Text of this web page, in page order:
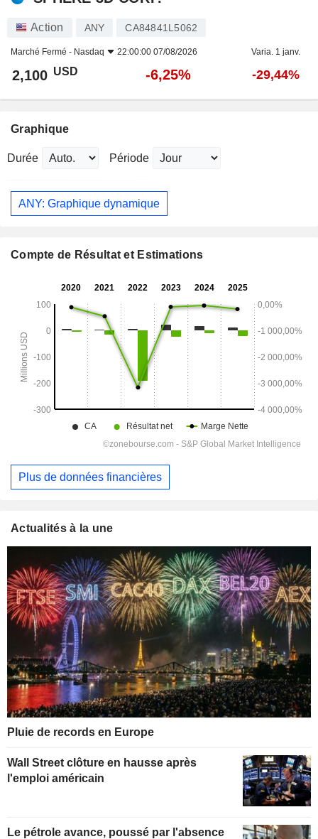
Action ANY CA84841L5062
Marché Fermé - Nasdaq 22:00:00 07/08/2026 Varia. 1 janv.
2,100 USD -6,25% -29,44%
Graphique
Durée Période
ANY: Graphique dynamique
Compte de Résultat et Estimations
Plus de données financières
Actualités à la une
Pluie de records en Europe
Wall Street clôture en hausse après
l'emploi américain
Le pétrole avance, poussé par l'absence